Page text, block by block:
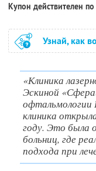
Купон действителен
Узнай, как
«Клиника
Эскиной
клиника
году. Это была
больниц, где
подхода при